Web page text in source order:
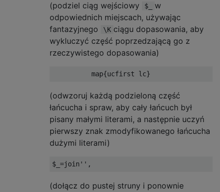
(podziel ciąg wejściowy $_
w
odpowiednich miejscach, używając
fantazyjnego
\K ciągu dopasowania, aby
wykluczyć część poprzedzającą go z
rzeczywistego dopasowania)
(odwzoruj każdą podzieloną część
łańcucha i spraw, aby cały łańcuch był
pisany małymi literami, a następnie uczyń
pierwszy znak zmodyfikowanego łańcucha
dużymi literami)
(dołącz do pustej struny i ponownie